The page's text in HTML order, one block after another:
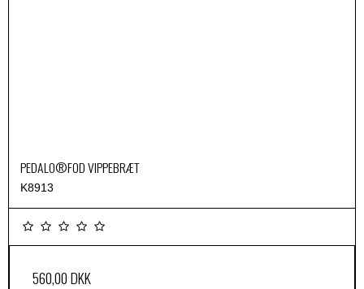
PEDALO®FOD VIPPEBRÆT
K8913
560,00 DKK